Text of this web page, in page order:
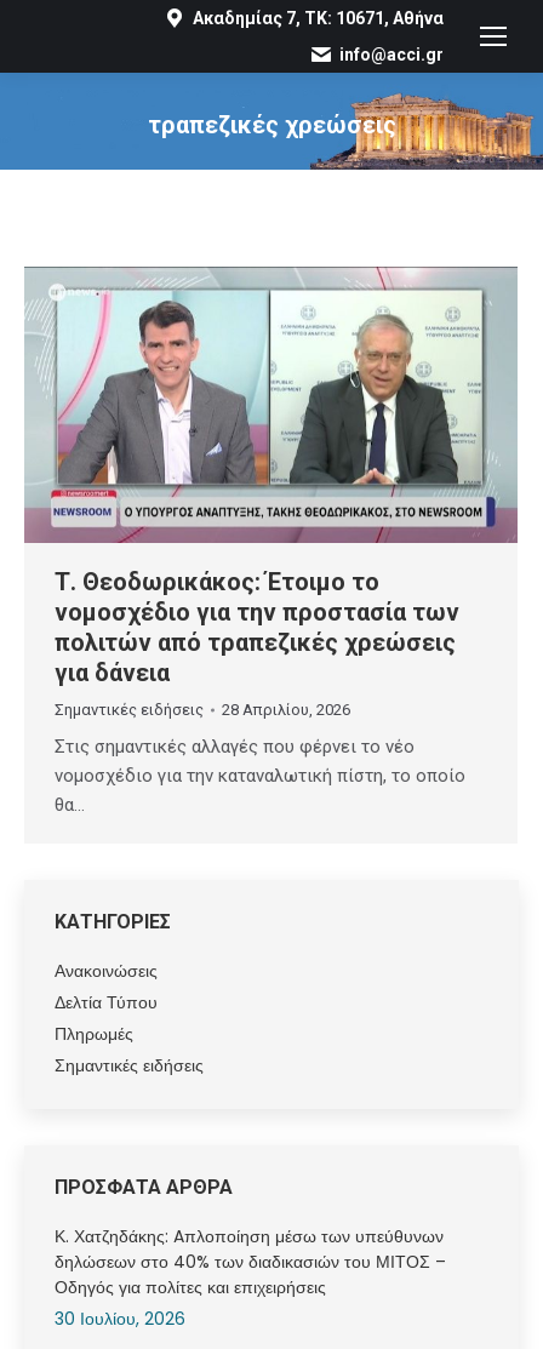
Ακαδημίας 7, ΤΚ: 10671, Αθήνα
info@acci.gr
τραπεζικές χρεώσεις
You are here:
Τ. Θεοδωρικάκος: Έτοιμο το
νομοσχέδιο για την προστασία των
πολιτών από τραπεζικές χρεώσεις
για δάνεια
Σημαντικές ειδήσεις 28 Απριλίου, 2026
Στις σημαντικές αλλαγές που φέρνει το νέο
νομοσχέδιο για την καταναλωτική πίστη, το οποίο
θα…
ΚΑΤΗΓΟΡΙΕΣ
Ανακοινώσεις
Δελτία Τύπου
Πληρωμές
Σημαντικές ειδήσεις
ΠΡΟΣΦΑΤΑ ΑΡΘΡΑ
Κ. Χατζηδάκης: Aπλοποίηση μέσω των υπεύθυνων
δηλώσεων στο 40% των διαδικασιών του ΜΙΤΟΣ –
Οδηγός για πολίτες και επιχειρήσεις
30 Ιουλίου, 2026